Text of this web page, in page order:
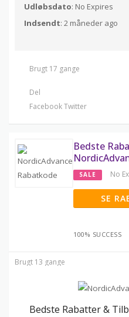
Udløbsdato: No Expires
Indsendt: 2 måneder ago
Brugt 17 gange
Del
FacebookTwitter
Bedste
SALE No
SE
100% SUCCESS
Brugt 13 gange